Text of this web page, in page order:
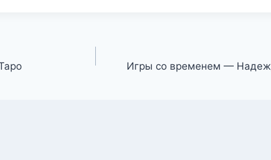
Игры со временем —